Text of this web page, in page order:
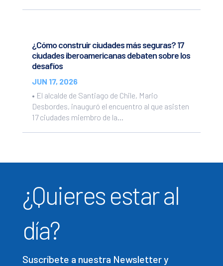
¿Cómo construir ciudades más seguras? 17
ciudades iberoamericanas debaten sobre los
desafíos
JUN 17, 2026
• El alcalde de Santiago de Chile, Mario
Desbordes, inauguró el encuentro al que asisten
17 ciudades miembro de la...
¿Quieres estar al
día?
Suscríbete a nuestra Newsletter y